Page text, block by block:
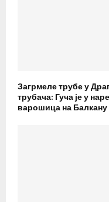
Загрмеле трубе у
трубача: Гуча је у
варошица на